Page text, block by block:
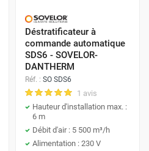
Déstratificateur à
commande automatique
SDS6 - SOVELOR-
DANTHERM
Réf. : SO SDS6
1 avis
Hauteur d'installation max. :
6 m
Débit d'air : 5 500 m³/h
Alimentation : 230 V